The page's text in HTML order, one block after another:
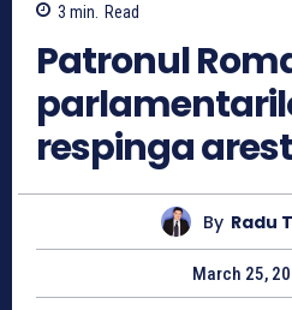
3 min. Read
Patronul
respinga
By Radu
March 25,